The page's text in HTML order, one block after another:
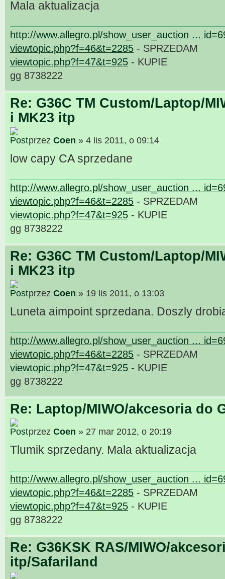
Mala aktualizacja
http://www.allegro.pl/show_user_auction ...
viewtopic.php?f=46&t=2285 - SPRZEDAM
viewtopic.php?f=47&t=925 - KUPIE
gg 8738222
Re: G36C TM Custom/Laptop/
i MK23 itp
przez Coen » 4 lis 2011, o 09:14
low capy CA sprzedane
http://www.allegro.pl/show_user_auction ...
viewtopic.php?f=46&t=2285 - SPRZEDAM
viewtopic.php?f=47&t=925 - KUPIE
gg 8738222
Re: G36C TM Custom/Laptop/
i MK23 itp
przez Coen » 19 lis 2011, o 13:03
Luneta aimpoint sprzedana. Doszly
http://www.allegro.pl/show_user_auction ...
viewtopic.php?f=46&t=2285 - SPRZEDAM
viewtopic.php?f=47&t=925 - KUPIE
gg 8738222
Re: Laptop/MIWO/akcesoria do
przez Coen » 27 mar 2012, o 20:19
Tlumik sprzedany. Mala aktualizacja
http://www.allegro.pl/show_user_auction ...
viewtopic.php?f=46&t=2285 - SPRZEDAM
viewtopic.php?f=47&t=925 - KUPIE
gg 8738222
Re: G36KSK RAS/MIWO/
itp/Safariland